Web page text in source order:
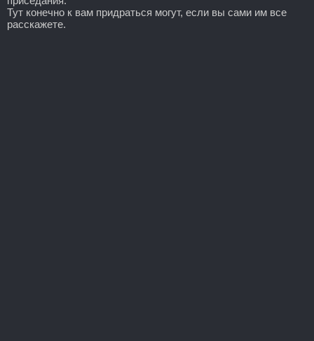
Тут конечно к вам придраться могут, если вы сами им все
расскажете.